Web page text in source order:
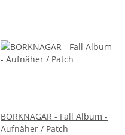
BORKNAGAR - Fall Album -
Aufnäher / Patch